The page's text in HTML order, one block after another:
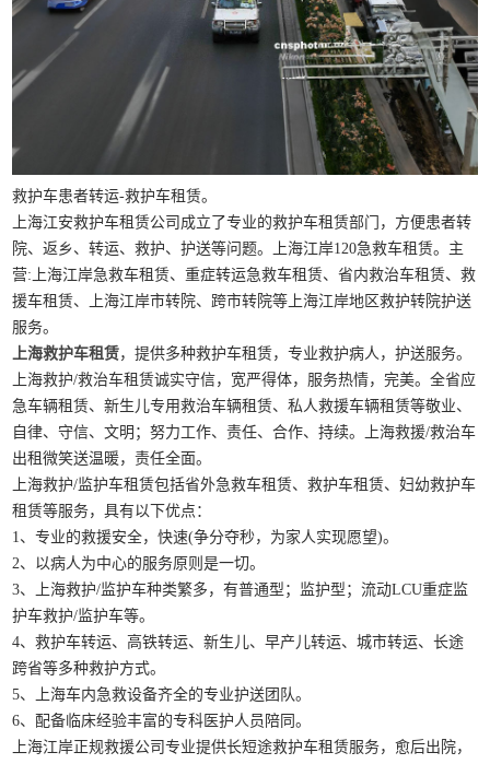
救护车患者转运-救护车租赁。
上海江安救护车租赁公司成立了专业的救护车租赁部门，方便患者转
院、返乡、转运、救护、护送等问题。上海江岸120急救车租赁。主
营:上海江岸急救车租赁、重症转运急救车租赁、省内救治车租赁、救
援车租赁、上海江岸市转院、跨市转院等上海江岸地区救护转院护送
服务。
上海救护车租赁，提供多种救护车租赁，专业救护病人，护送服务。
上海救护/救治车租赁诚实守信，宽严得体，服务热情，完美。全省应
急车辆租赁、新生儿专用救治车辆租赁、私人救援车辆租赁等敬业、
自律、守信、文明；努力工作、责任、合作、持续。上海救援/救治车
出租微笑送温暖，责任全面。
上海救护/监护车租赁包括省外急救车租赁、救护车租赁、妇幼救护车
租赁等服务，具有以下优点：
1、专业的救援安全，快速(争分夺秒，为家人实现愿望)。
2、以病人为中心的服务原则是一切。
3、上海救护/监护车种类繁多，有普通型；监护型；流动LCU重症监
护车救护/监护车等。
4、救护车转运、高铁转运、新生儿、早产儿转运、城市转运、长途
跨省等多种救护方式。
5、上海车内急救设备齐全的专业护送团队。
6、配备临床经验丰富的专科医护人员陪同。
上海江岸正规救援公司专业提供长短途救护车租赁服务，愈后出院，